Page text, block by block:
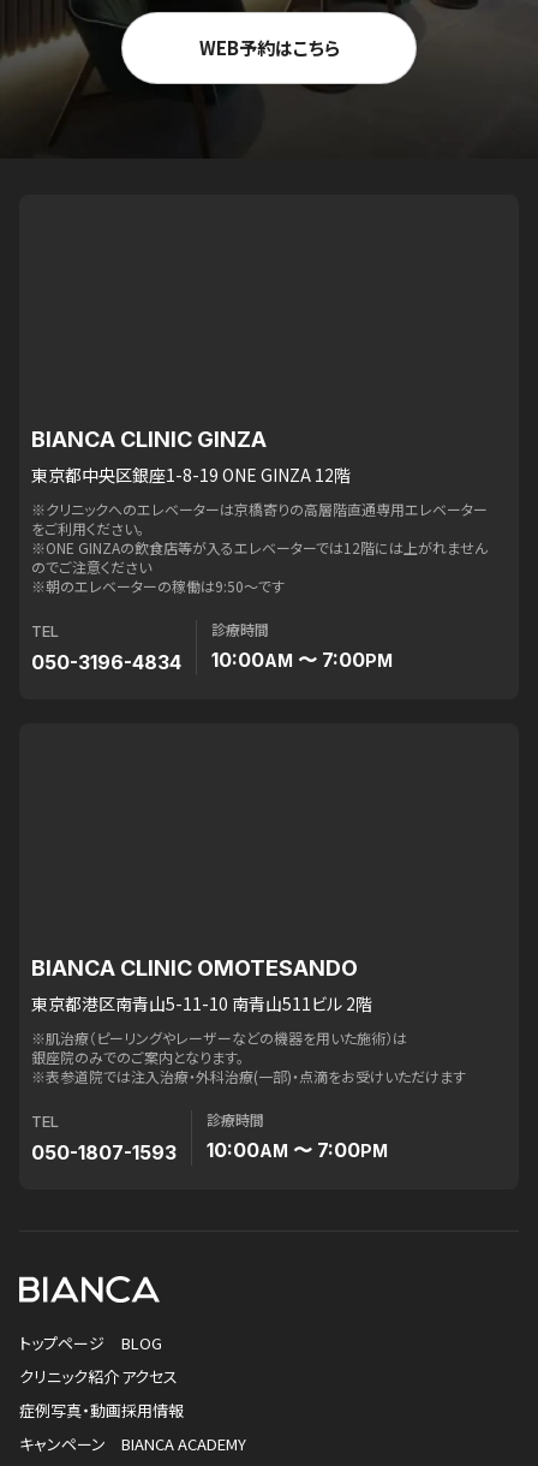
WEB予約はこちら
BIANCA CLINIC GINZA
東京都中央区銀座1-8-19 ONE GINZA 12階
※クリニックへのエレベーターは京橋寄りの高層階直通専用エレベーター
をご利用ください。
※ONE GINZAの飲食店等が入るエレベーターでは12階には上がれません
のでご注意ください
※朝のエレベーターの稼働は9:50〜です
TEL
050-3196-4834
診療時間
10:00AM 〜 7:00PM
BIANCA CLINIC OMOTESANDO
東京都港区南青山5-11-10 南青山511ビル 2階
※肌治療（ピーリングやレーザーなどの機器を用いた施術）は
銀座院のみでのご案内となります。
※表参道院では注入治療・外科治療(一部)・点滴をお受けいただけます
TEL
050-1807-1593
診療時間
10:00AM 〜 7:00PM
トップページ
クリニック紹介
症例写真・動画
キャンペーン
BLOG
アクセス
採用情報
BIANCA ACADEMY